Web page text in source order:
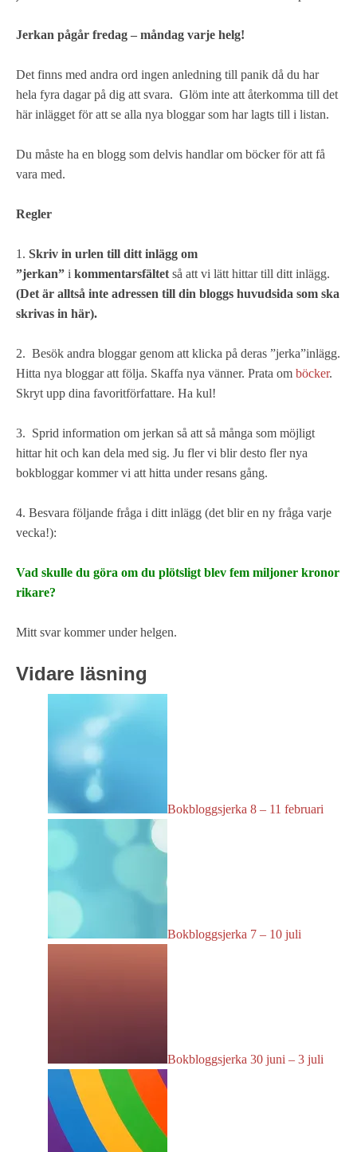
Jerkan pågår fredag – måndag varje helg!
Det finns med andra ord ingen anledning till panik då du har
hela fyra dagar på dig att svara. Glöm inte att återkomma till det
här inlägget för att se alla nya bloggar som har lagts till i listan.
Du måste ha en blogg som delvis handlar om böcker för att få
vara med.
Regler
1. Skriv in urlen till ditt inlägg om
”jerkan” i kommentarsfältet så att vi lätt hittar till ditt inlägg.
(Det är alltså inte adressen till din bloggs huvudsida som ska
skrivas in här).
2. Besök andra bloggar genom att klicka på deras ”jerka”inlägg.
Hitta nya bloggar att följa. Skaffa nya vänner. Prata om böcker.
Skryt upp dina favoritförfattare. Ha kul!
3. Sprid information om jerkan så att så många som möjligt
hittar hit och kan dela med sig. Ju fler vi blir desto fler nya
bokbloggar kommer vi att hitta under resans gång.
4. Besvara följande fråga i ditt inlägg (det blir en ny fråga varje
vecka!):
Vad skulle du göra om du plötsligt blev fem miljoner kronor
rikare?
Mitt svar kommer under helgen.
Vidare läsning
Bokbloggsjerka 8 – 11 februari
Bokbloggsjerka 7 – 10 juli
Bokbloggsjerka 30 juni – 3 juli